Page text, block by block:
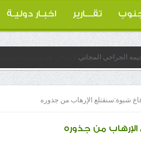
تقـــارير اخبـار دوليـة
الجراحي المجاني
شبوة:سنقتلع الإرهاب من جذوره
الإرهاب من جذوره